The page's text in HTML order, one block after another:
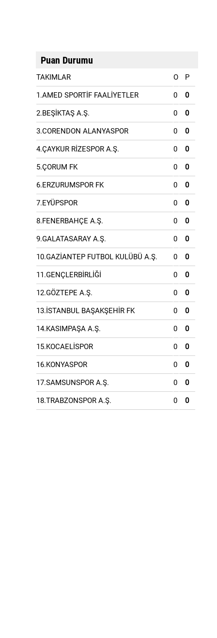
Puan Durumu
TAKIMLAR O P
1.AMED SPORTİF FAALİYETLER 0 0
2.BEŞİKTAŞ A.Ş. 0 0
3.CORENDON ALANYASPOR 0 0
4.ÇAYKUR RİZESPOR A.Ş. 0 0
5.ÇORUM FK 0 0
6.ERZURUMSPOR FK 0 0
7.EYÜPSPOR 0 0
8.FENERBAHÇE A.Ş. 0 0
9.GALATASARAY A.Ş. 0 0
10.GAZİANTEP FUTBOL KULÜBÜ A.Ş. 0 0
11.GENÇLERBİRLİĞİ 0 0
12.GÖZTEPE A.Ş. 0 0
13.İSTANBUL BAŞAKŞEHİR FK 0 0
14.KASIMPAŞA A.Ş. 0 0
15.KOCAELİSPOR 0 0
16.KONYASPOR 0 0
17.SAMSUNSPOR A.Ş. 0 0
18.TRABZONSPOR A.Ş. 0 0